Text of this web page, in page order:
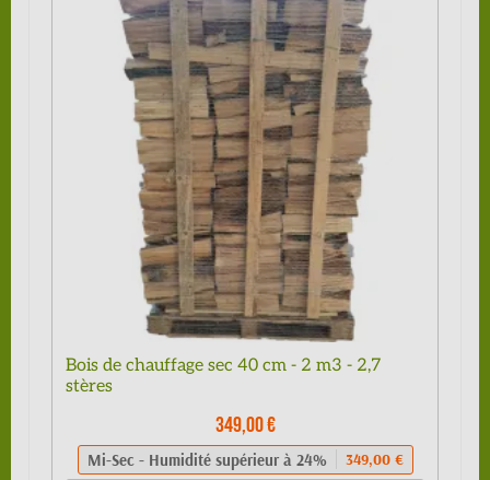
Bois de chauffage sec 40 cm - 2 m3 - 2,7
stères
349,00 €
Mi-Sec - Humidité supérieur à 24% 349,00 €